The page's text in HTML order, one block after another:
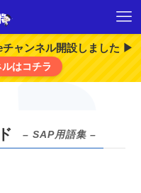
チャンネル開設しました ▶
はコチラ
– SAP用語集 –